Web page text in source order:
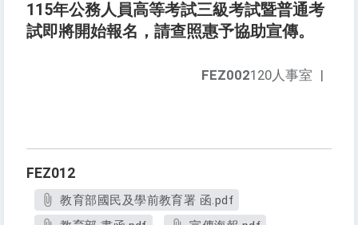
115年公務人員高等考試三級考試暨普通考
試即將開始報名，請查照惠予協助宣傳。
FEZ002120人事室 |
FEZ012
教育部國民及學前教育署 函.pdf